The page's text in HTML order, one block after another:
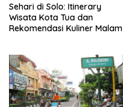
Sehari di Solo: Itinerary
Wisata Kota Tua dan
Rekomendasi Kuliner Malam